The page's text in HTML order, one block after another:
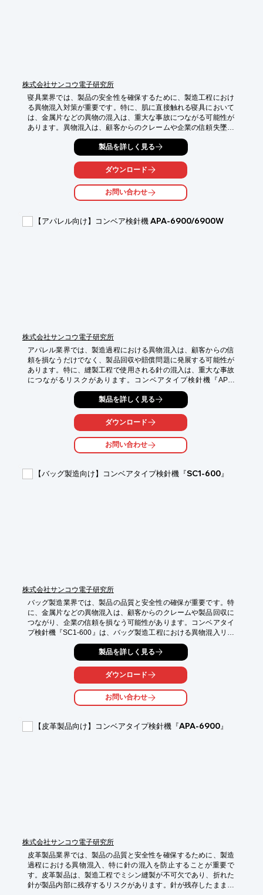
ケージです。
株式会社サンコウ電子研究所
寝具業界では、製品の安全性を確保するために、製造工程におけ
る異物混入対策が重要です。特に、肌に直接触れる寝具において
は、金属片などの異物の混入は、重大な事故につながる可能性が
あります。異物混入は、顧客からのクレームや企業の信頼失墜に
もつながりかねません。コンベアタイプ検針機『APA-6900』
は、製造工程で混入した折れ針などの金属異物を検出し、製品の
安全性を高めます。
【活用シーン】
・寝具製造ラインでの検針
・キルティング加工後の検針
【導入の効果】
製品を詳しく見る
ダウンロード
お問い合わせ
【アパレル向け】コンベア検針機 APA-6900/6900W
株式会社サンコウ電子研究所
アパレル業界では、製造過程における異物混入は、顧客からの信
頼を損なうだけでなく、製品回収や賠償問題に発展する可能性が
あります。特に、縫製工程で使用される針の混入は、重大な事故
につながるリスクがあります。コンベアタイプ検針機『APA-
6900』は、これらのリスクを低減するために開発されました。
【活用シーン】
・衣料品の製造工程
・最終製品の出荷前検査
・顧客からの信頼性向上
製品を詳しく見る
ダウンロード
お問い合わせ
【バッグ製造向け】コンベアタイプ検針機『SC1-600』
株式会社サンコウ電子研究所
バッグ製造業界では、製品の品質と安全性の確保が重要です。特
に、金属片などの異物混入は、顧客からのクレームや製品回収に
つながり、企業の信頼を損なう可能性があります。コンベアタイ
プ検針機『SC1-600』は、バッグ製造工程における異物混入リス
クを低減し、製品の品質向上に貢献します。
【活用シーン】
・バッグ製造ラインでの最終検査
・ファスナーや金具などの金属部品の検針
・生地や材料への異物混入防止
・顧客からの信頼性向上
製品を詳しく見る
ダウンロード
お問い合わせ
【皮革製品向け】コンベアタイプ検針機『APA-6900』
株式会社サンコウ電子研究所
皮革製品業界では、製品の品質と安全性を確保するために、製造
過程における異物混入、特に針の混入を防止することが重要で
す。皮革製品は、製造工程でミシン縫製が不可欠であり、折れた
針が製品内部に残存するリスクがあります。針が残存したまま製